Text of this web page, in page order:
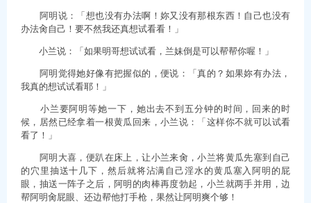
阿明说：「想也没有办法啊！妳又没有那根东西！自己也没有
办法肏自己！要不然我还真想试看看！」
小兰说：「如果明哥想试试看，兰妹倒是可以帮帮你喔！」
阿明觉得她好像有把握似的，便说：「真的？如果妳有办法，
我真的想试试看耶！」
小兰要阿明等她一下，她出去不到五分钟的时间，回来的时
候，居然已经拿着一根黄瓜回来，小兰说：「这样你不就可以试看
看了！」
阿明大喜，便趴在床上，让小兰来肏，小兰将黄瓜先塞到自己
的穴里抽送十几下，然后就将沾满自己淫水的黄瓜塞入阿明的屁
眼，抽送一阵子之后，阿明的肉棒再度勃起，小兰就两手并用，边
帮阿明肏屁眼、还边帮他打手枪，果然让阿明爽个够！